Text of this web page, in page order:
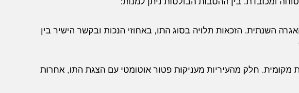
השנתית. הזכאות תלויה בסוג התו, באחוזי הנכות ובקשר הישיר בין
מקומית. חלק מהעיריות מעניקות פטור אוטומטי עם הצגת התו, אחרות